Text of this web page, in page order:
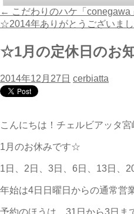
← こだわりのハケ「conegawa
☆2014年ありがとうございま
☆1月の定休日のお
2014年12月27日 cerbiatta
こんにちは！チェルビアッタ宮
1月のお休みです☆
1日、2日、3日、6日、13日、
年始は4日日曜日からの通常営
予約のほうは、31日から3日ま